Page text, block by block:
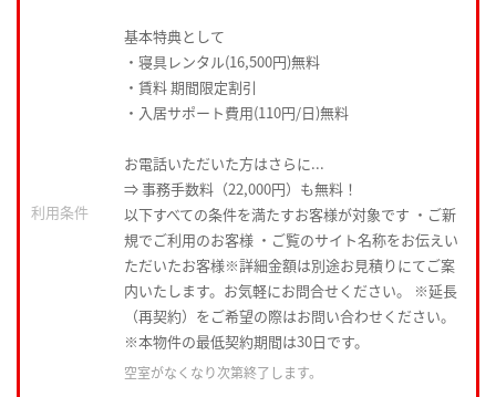
基本特典として
・寝具レンタル(16,500円)無料
・賃料 期間限定割引
・入居サポート費用(110円/日)無料
お電話いただいた方はさらに...
⇒ 事務手数料（22,000円）も無料！
利用条件
以下すべての条件を満たすお客様が対象です ・ご新
規でご利用のお客様 ・ご覧のサイト名称をお伝えい
ただいたお客様※詳細金額は別途お見積りにてご案
内いたします。お気軽にお問合せください。 ※延長
（再契約）をご希望の際はお問い合わせください。
※本物件の最低契約期間は30日です。
空室がなくなり次第終了します。